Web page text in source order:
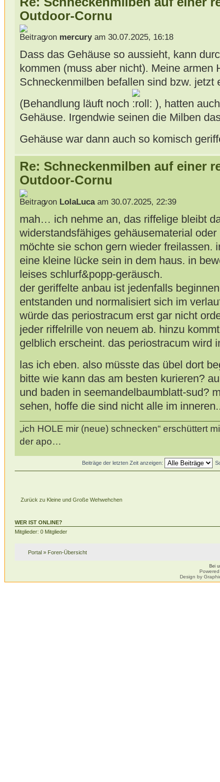
Outdoor-Cornu
von mercuryam 30.07.2025, 16:18
Dass das Gehäuse so aussieht, kann
kommen (muss aber nicht). Meine armen
Schneckenmilben befallen sind bzw. jetzt
(Behandlung läuft noch
), hatten
Gehäuse. Irgendwie seinen die Milben
Gehäuse war dann auch so komisch
Re: Schneckenmilben auf einer
Outdoor-Cornu
von LolaLucaam 30.07.2025, 22:39
mah… ich nehme an, das riffelige bleibt
widerstandsfähiges gehäusematerial
möchte sie schon gern wieder freilassen.
eine kleine lücke sein in dem haus. in
leises schlurf&popp-geräusch.
der geriffelte anbau ist jedenfalls
entstanden und normalisiert sich im
würde das periostracum erst gar nicht
jeder riffelrille von neuem ab. hinzu
gelblich erscheint. das periostracum wird
las ich eben. also müsste das übel dort
bitte wie kann das am besten kurieren?
und baden in seemandelbaumblatt-sud?
sehen, hoffe die sind nicht alle im
„ich HOLE mir (neue) schnecken“ erschüttert
der apo…
Beiträge der letzten Zeit anzeigen:
Zurück zu Kleine und Große Wehwehchen
WER IST ONLINE?
Mitglieder: 0 Mitglieder
Portal» Foren-Übersicht
Bei
Design by